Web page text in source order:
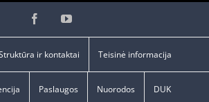
FacebookYouTube
ir kontaktai Teisinė informacija
Paslaugos Nuorodos DUK